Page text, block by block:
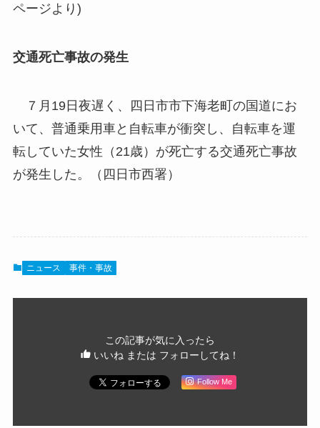
ページより)
交通死亡事故の発生
７月19日夜遅く、四日市市下海老町の国道にお
いて、普通乗用車と自転車が衝突し、自転車を運
転していた女性（21歳）が死亡する交通死亡事故
が発生した。（四日市西署）
ニュース 事件・事故
この記事が気に入ったら
いいね または フォローしてね！
Follow Me